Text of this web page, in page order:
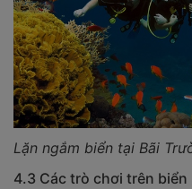
Lặn ngắm biển tại Bãi
4.3 Các trò chơi trên biển